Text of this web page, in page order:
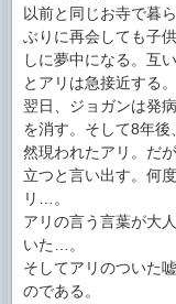
以前と同じお寺で暮
ぶりに再会しても子
しに夢中になる。互
とアリは急接近する。
翌日、ジョガンは発
を消す。そして8年
然現われたアリ。だ
立つと言い出す。何
リ…。
アリの言う言葉が大
いた…。
そしてアリのついた
のである。